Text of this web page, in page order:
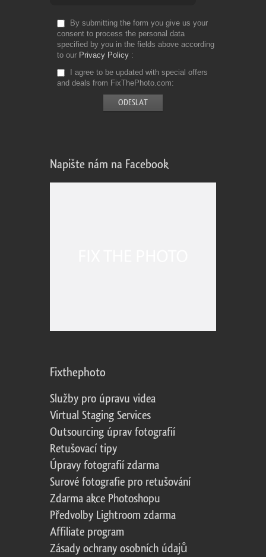
By submitting the form you give us your
consent to process the personal data
specified by you in the fields above according
to our Privacy Policy
I agree to be updated with special offers
and deals from FixThePhoto.com
Napište nám na Facebook
Fixthephoto
Služby pro úpravu videa
Virtual Staging Services
Outsourcing úprav fotografií
Retušovací tipy
Úpravy fotografií zdarma
Surové fotografie pro retušování
Zdarma akce Photoshopu
Předvolby Lightroom zdarma
Affiliate program
Zásady ochrany osobních údajů